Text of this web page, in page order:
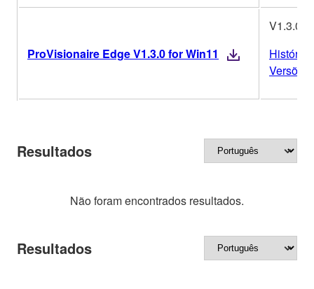
ProVisionaire Edge V1.3.0 for Win11
V1.3.0
Versões
Resultados
Não foram encontrados resultados.
Resultados